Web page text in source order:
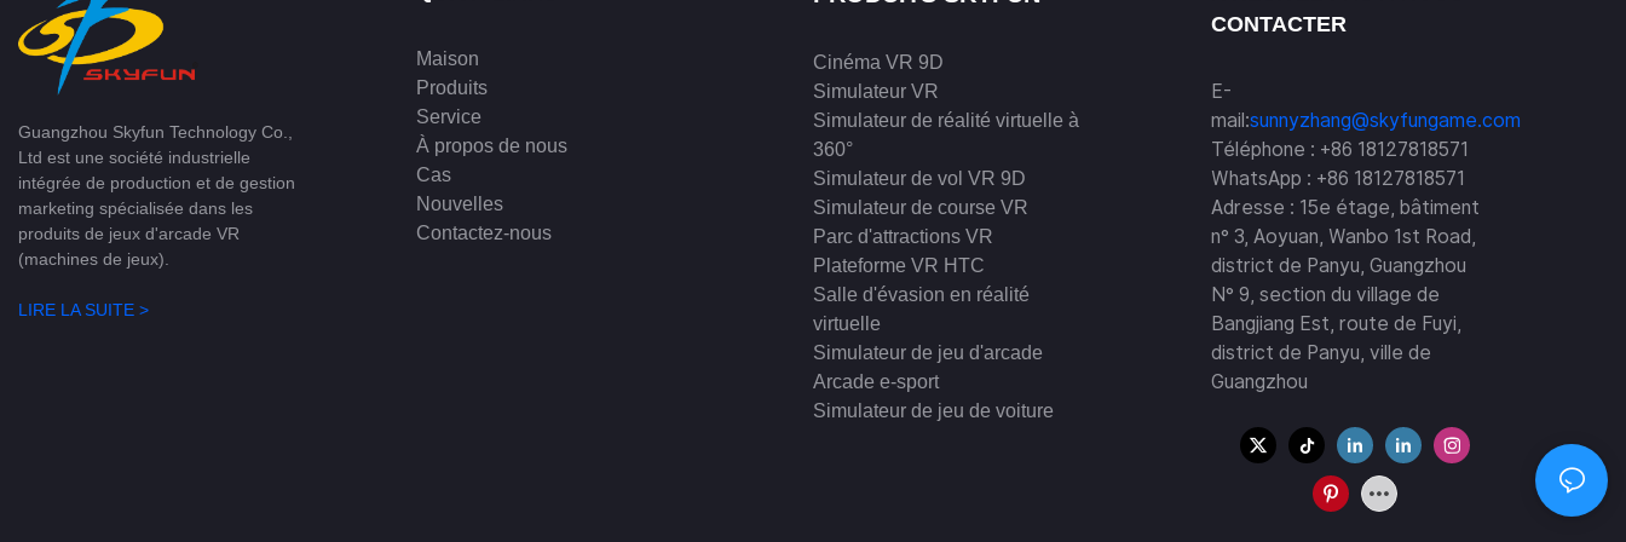
optimale en salle d'arcade
● Restauration à l'identique du contenu vidéo
● Découvrez l'expérience sanglante
● Portez un casque audio gratuit et un pistolet à
atmosphère.
● Améliorer l'immersion
profits illimités
Guangzhou Skyfun Technology Co.,
Ltd est une société industrielle
intégrée de production et de gestion
marketing spécialisée dans les
produits de jeux d'arcade VR
(machines de jeux).
LIRE LA SUITE >
Maison
Produits
Service
À propos de nous
Cas
Nouvelles
Contactez-nous
Cinéma VR 9D
Simulateur VR
Simulateur de réalité virtuelle à
360°
Simulateur de vol VR 9D
Simulateur de course VR
Parc d'attractions VR
Plateforme VR HTC
Salle d'évasion en réalité
virtuelle
Simulateur de jeu d'arcade
Arcade e-sport
Simulateur de jeu de voiture
CONTACTER
E-
mail:sunnyzhang@skyfungame.com
Téléphone : +86 18127818571
WhatsApp : +86 18127818571
Adresse : 15e étage, bâtiment
n° 3, Aoyuan, Wanbo 1st Road,
district de Panyu, Guangzhou
N° 9, section du village de
Bangjiang Est, route de Fuyi,
district de Panyu, ville de
Guangzhou